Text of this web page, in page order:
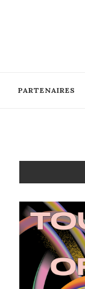
PARTENAIRES